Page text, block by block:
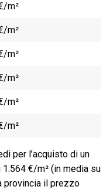
m²
m²
m²
m²
m²
m²
per l’acquisto di un
€/m² (in media su
provincia il prezzo